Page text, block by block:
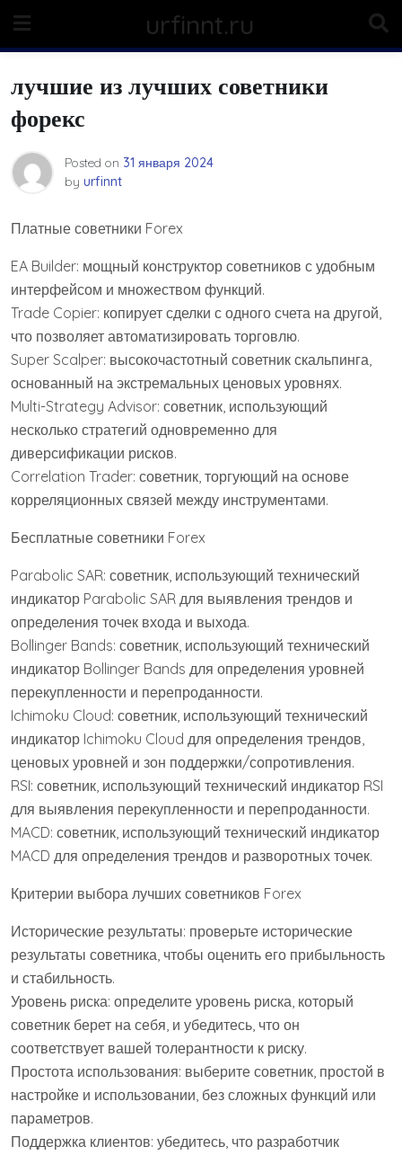
content
urfinnt.ru
лучшие из лучших советники
форекс
Posted on 31 января 2024
by urfinnt
Платные советники Forex
EA Builder: мощный конструктор советников с удобным
интерфейсом и множеством функций.
Trade Copier: копирует сделки с одного счета на другой,
что позволяет автоматизировать торговлю.
Super Scalper: высокочастотный советник скальпинга,
основанный на экстремальных ценовых уровнях.
Multi-Strategy Advisor: советник, использующий
несколько стратегий одновременно для
диверсификации рисков.
Correlation Trader: советник, торгующий на основе
корреляционных связей между инструментами.
Бесплатные советники Forex
Parabolic SAR: советник, использующий технический
индикатор Parabolic SAR для выявления трендов и
определения точек входа и выхода.
Bollinger Bands: советник, использующий технический
индикатор Bollinger Bands для определения уровней
перекупленности и перепроданности.
Ichimoku Cloud: советник, использующий технический
индикатор Ichimoku Cloud для определения трендов,
ценовых уровней и зон поддержки/сопротивления.
RSI: советник, использующий технический индикатор RSI
для выявления перекупленности и перепроданности.
MACD: советник, использующий технический индикатор
MACD для определения трендов и разворотных точек.
Критерии выбора лучших советников Forex
Исторические результаты: проверьте исторические
результаты советника, чтобы оценить его прибыльность
и стабильность.
Уровень риска: определите уровень риска, который
советник берет на себя, и убедитесь, что он
соответствует вашей толерантности к риску.
Простота использования: выберите советник, простой в
настройке и использовании, без сложных функций или
параметров.
Поддержка клиентов: убедитесь, что разработчик